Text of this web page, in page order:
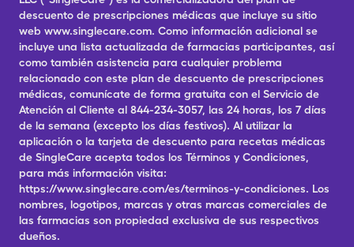
descuento de prescripciones médicas que incluye su sitio
web www.singlecare.com. Como información adicional se
incluye una lista actualizada de farmacias participantes, así
como también asistencia para cualquier problema
relacionado con este plan de descuento de prescripciones
médicas, comunícate de forma gratuita con el Servicio de
Atención al Cliente al 844-234-3057, las 24 horas, los 7 días
de la semana (excepto los días festivos). Al utilizar la
aplicación o la tarjeta de descuento para recetas médicas
de SingleCare acepta todos los Términos y Condiciones,
para más información visita:
https://www.singlecare.com/es/terminos-y-condiciones. Los
nombres, logotipos, marcas y otras marcas comerciales de
las farmacias son propiedad exclusiva de sus respectivos
dueños.